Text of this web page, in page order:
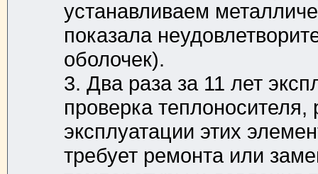
устанавливаем
показала
оболочек).
3. Два раза за 11 лет
проверка
эксплуатации этих
требует ремонта или